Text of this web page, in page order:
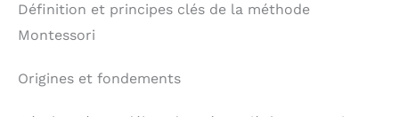
Définition et principes clés de la méthode
Montessori
Origines et fondements